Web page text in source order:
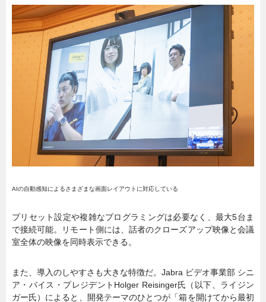
AIの自動感知によるさまざまな画面レイアウトに対応している
プリセット設定や複雑なプログラミングは必要なく、最大5台ま
で接続可能。リモート側には、話者のクローズアップ映像と会議
室全体の映像を同時表示できる。
また、導入のしやすさも大きな特徴だ。Jabra ビデオ事業部 シニ
ア・バイス・プレジデントHolger Reisinger氏（以下、ライジン
ガー氏）によると、開発テーマのひとつが「箱を開けてから最初